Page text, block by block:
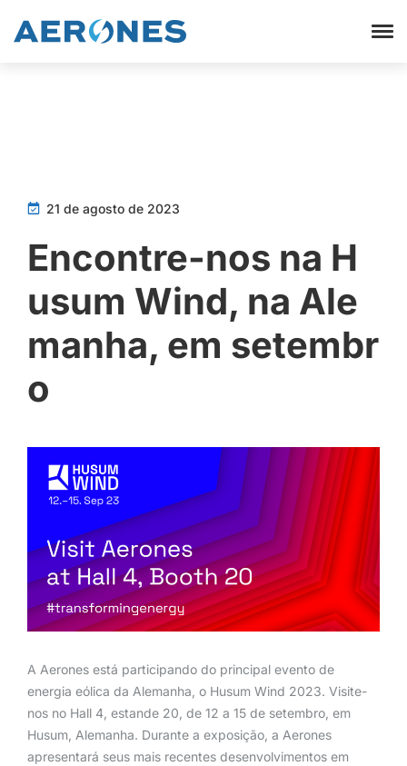
21 de agosto de 2023
Encontre-nos na H
usum Wind, na Ale
manha, em setembr
o
A Aerones está participando do principal evento de
energia eólica da Alemanha, o Husum Wind 2023. Visite-
nos no Hall 4, estande 20, de 12 a 15 de setembro, em
Husum, Alemanha. Durante a exposição, a Aerones
apresentará seus mais recentes desenvolvimentos em